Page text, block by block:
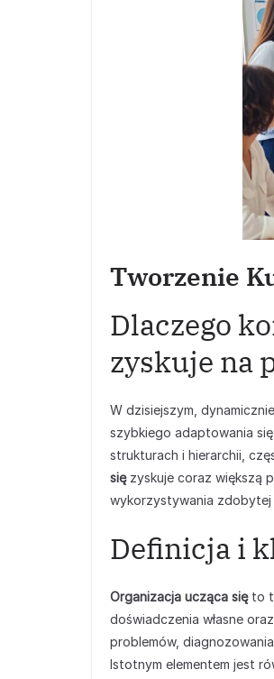
Tworzenie
Dlaczego
zyskuje na
W dzisiejszym,
szybkiego adaptowania
strukturach i hierarchii,
sięzyskuje coraz większą
wykorzystywania
Definicja i
Organizacja ucząca sięto
doświadczenia własne
problemów,
Istotnym elementem jest